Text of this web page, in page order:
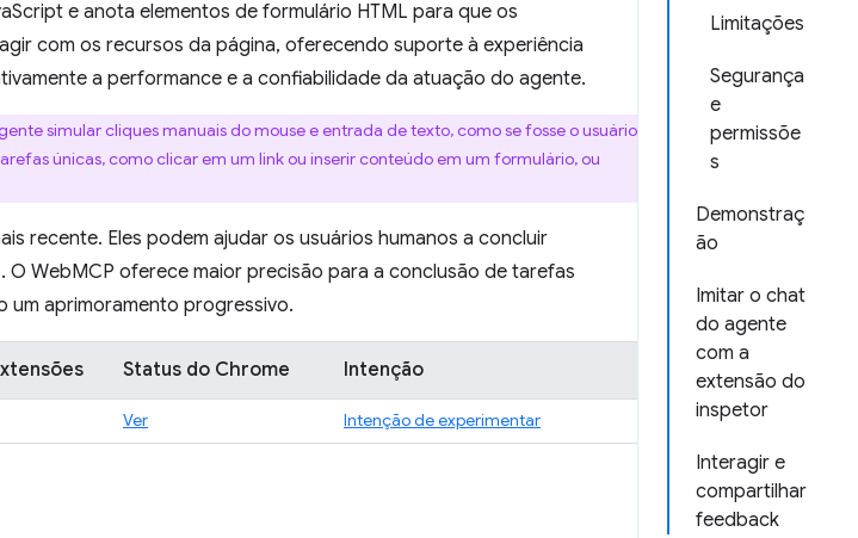
Limitações
Segurança
e
permissõe
s
Demonstraç
ão
Imitar o chat
do agente
com a
extensão do
inspetor
Interagir e
compartilhar
feedback
e anota elementos de formulário HTML para que os
com os recursos da página, oferecendo suporte à experiência
a performance e a confiabilidade da atuação do agente.
simular cliques manuais do mouse e entrada de texto, como se fosse o usuário
únicas, como clicar em um link ou inserir conteúdo em um formulário, ou
recente. Eles podem ajudar os usuários humanos a concluir
WebMCP oferece maior precisão para a conclusão de tarefas
um aprimoramento progressivo.
Status do Chrome Intenção
Ver Intenção de experimentar